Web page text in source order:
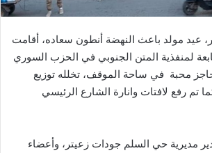
عيد مولد باعث النهضة أنطون سعاده، أقامت
لمنفذية المتن الجنوبي في الحزب السوري
محبة في ساحة الموقف، تخلله توزيع
تم رفع لافتات وانارة الشارع الرئيسي
مديرية حي السلم جودات زعيتر، وأعضاء